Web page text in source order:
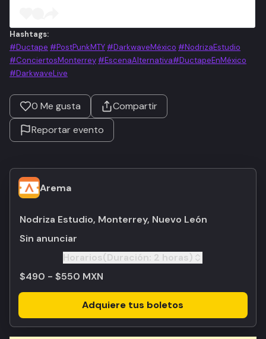
Hashtags:
#Ductape #PostPunkMTY #DarkwaveMéxico #NodrizaEstudio
#ConciertosMonterrey #EscenaAlternativa#DuctapeEnMéxico
#DarkwaveLive
0 Me gusta
Compartir
Reportar evento
Arema
Nodriza Estudio, Monterrey, Nuevo León
Sin anunciar
Horarios(Duración: 2 horas)
Toggle
$490 - $550 MXN
Adquiere tus boletos